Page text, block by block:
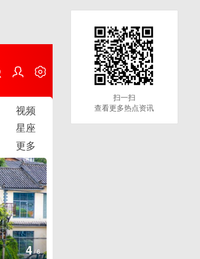
视频
星座
更多
5/6
扫一扫
查看更多热点资讯
扫一扫
查看更多热点资讯